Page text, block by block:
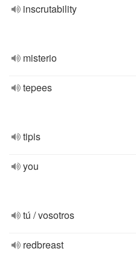
inscrutability
misterio
tepees
tipis
you
tú / vosotros
redbreast